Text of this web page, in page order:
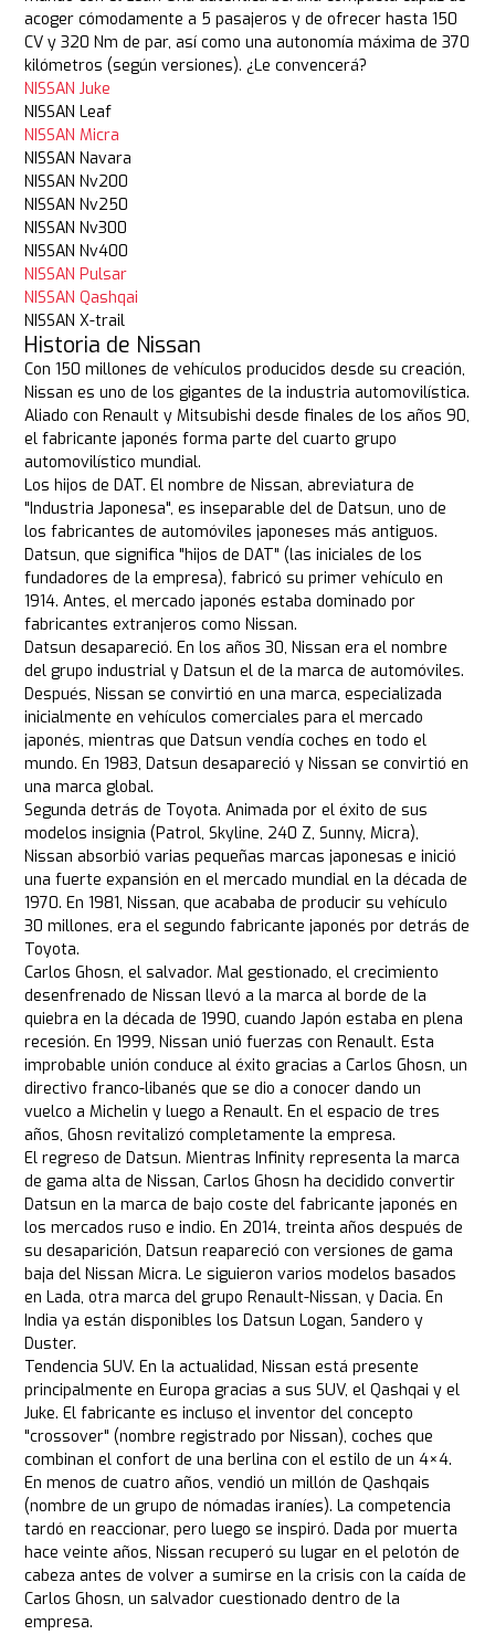
acoger cómodamente a 5 pasajeros y de ofrecer hasta 150
CV y 320 Nm de par, así como una autonomía máxima de 370
kilómetros (según versiones). ¿Le convencerá?
NISSAN Juke
NISSAN Leaf
NISSAN Micra
NISSAN Navara
NISSAN Nv200
NISSAN Nv250
NISSAN Nv300
NISSAN Nv400
NISSAN Pulsar
NISSAN Qashqai
NISSAN X-trail
Historia de Nissan
Con 150 millones de vehículos producidos desde su creación,
Nissan es uno de los gigantes de la industria automovilística.
Aliado con Renault y Mitsubishi desde finales de los años 90,
el fabricante japonés forma parte del cuarto grupo
automovilístico mundial.
Los hijos de DAT. El nombre de Nissan, abreviatura de
"Industria Japonesa", es inseparable del de Datsun, uno de
los fabricantes de automóviles japoneses más antiguos.
Datsun, que significa "hijos de DAT" (las iniciales de los
fundadores de la empresa), fabricó su primer vehículo en
1914. Antes, el mercado japonés estaba dominado por
fabricantes extranjeros como Nissan.
Datsun desapareció. En los años 30, Nissan era el nombre
del grupo industrial y Datsun el de la marca de automóviles.
Después, Nissan se convirtió en una marca, especializada
inicialmente en vehículos comerciales para el mercado
japonés, mientras que Datsun vendía coches en todo el
mundo. En 1983, Datsun desapareció y Nissan se convirtió en
una marca global.
Segunda detrás de Toyota. Animada por el éxito de sus
modelos insignia (Patrol, Skyline, 240 Z, Sunny, Micra),
Nissan absorbió varias pequeñas marcas japonesas e inició
una fuerte expansión en el mercado mundial en la década de
1970. En 1981, Nissan, que acababa de producir su vehículo
30 millones, era el segundo fabricante japonés por detrás de
Toyota.
Carlos Ghosn, el salvador. Mal gestionado, el crecimiento
desenfrenado de Nissan llevó a la marca al borde de la
quiebra en la década de 1990, cuando Japón estaba en plena
recesión. En 1999, Nissan unió fuerzas con Renault. Esta
improbable unión conduce al éxito gracias a Carlos Ghosn, un
directivo franco-libanés que se dio a conocer dando un
vuelco a Michelin y luego a Renault. En el espacio de tres
años, Ghosn revitalizó completamente la empresa.
El regreso de Datsun. Mientras Infinity representa la marca
de gama alta de Nissan, Carlos Ghosn ha decidido convertir
Datsun en la marca de bajo coste del fabricante japonés en
los mercados ruso e indio. En 2014, treinta años después de
su desaparición, Datsun reapareció con versiones de gama
baja del Nissan Micra. Le siguieron varios modelos basados
en Lada, otra marca del grupo Renault-Nissan, y Dacia. En
India ya están disponibles los Datsun Logan, Sandero y
Duster.
Tendencia SUV. En la actualidad, Nissan está presente
principalmente en Europa gracias a sus SUV, el Qashqai y el
Juke. El fabricante es incluso el inventor del concepto
"crossover" (nombre registrado por Nissan), coches que
combinan el confort de una berlina con el estilo de un 4×4.
En menos de cuatro años, vendió un millón de Qashqais
(nombre de un grupo de nómadas iraníes). La competencia
tardó en reaccionar, pero luego se inspiró. Dada por muerta
hace veinte años, Nissan recuperó su lugar en el pelotón de
cabeza antes de volver a sumirse en la crisis con la caída de
Carlos Ghosn, un salvador cuestionado dentro de la
empresa.